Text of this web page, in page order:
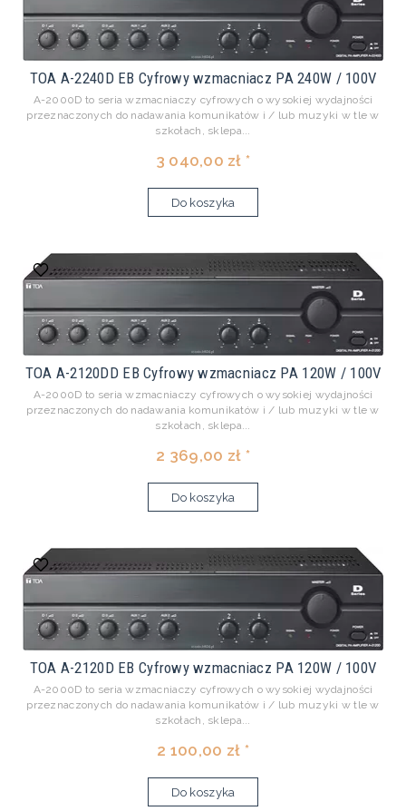
TOA A-2240D EB Cyfrowy wzmacniacz PA 240W / 100V
A-2000D to seria wzmacniaczy cyfrowych o wysokiej wydajności
przeznaczonych do nadawania komunikatów i / lub muzyki w tle w
szkołach, sklepa...
3 040,00 zł *
Do koszyka
TOA A-2120DD EB Cyfrowy wzmacniacz PA 120W / 100V
A-2000D to seria wzmacniaczy cyfrowych o wysokiej wydajności
przeznaczonych do nadawania komunikatów i / lub muzyki w tle w
szkołach, sklepa...
2 369,00 zł *
Do koszyka
TOA A-2120D EB Cyfrowy wzmacniacz PA 120W / 100V
A-2000D to seria wzmacniaczy cyfrowych o wysokiej wydajności
przeznaczonych do nadawania komunikatów i / lub muzyki w tle w
szkołach, sklepa...
2 100,00 zł *
Do koszyka